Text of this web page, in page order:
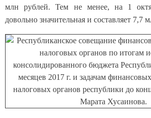
млн рублей. Тем не менее, на 1
довольно значительная и составляет 7,7